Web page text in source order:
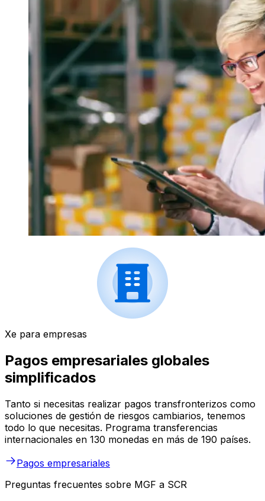
Xe para empresas
Pagos empresariales globales
simplificados
Tanto si necesitas realizar pagos transfronterizos como
soluciones de gestión de riesgos cambiarios, tenemos
todo lo que necesitas. Programa transferencias
internacionales en 130 monedas en más de 190 países.
Pagos empresariales
Preguntas frecuentes sobre MGF a SCR